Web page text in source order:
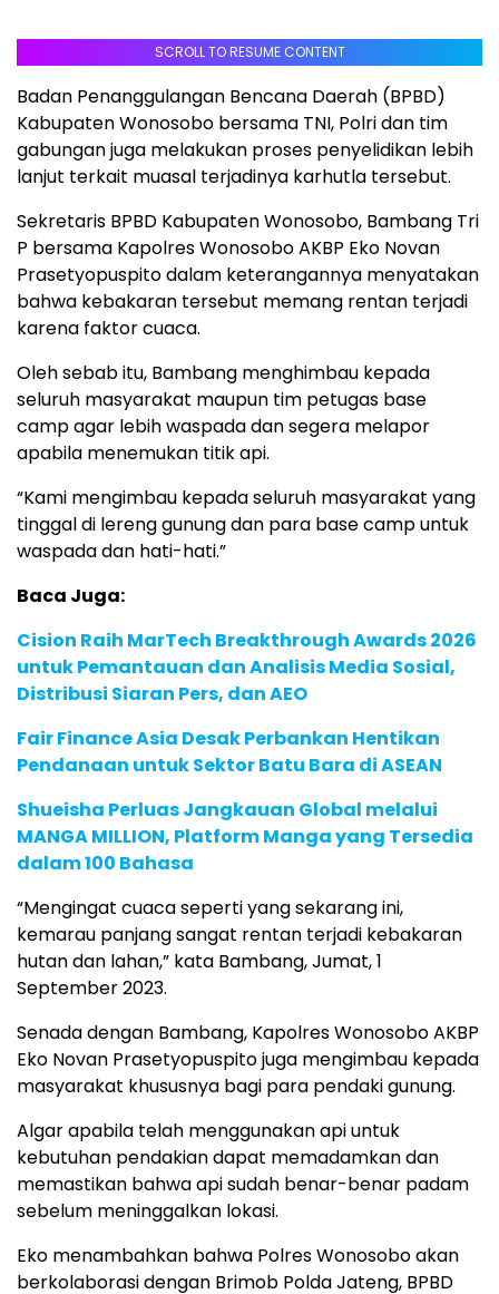
SCROLL TO RESUME CONTENT
Badan Penanggulangan Bencana Daerah (BPBD)
Kabupaten Wonosobo bersama TNI, Polri dan tim
gabungan juga melakukan proses penyelidikan lebih
lanjut terkait muasal terjadinya karhutla tersebut.
Sekretaris BPBD Kabupaten Wonosobo, Bambang Tri
P bersama Kapolres Wonosobo AKBP Eko Novan
Prasetyopuspito dalam keterangannya menyatakan
bahwa kebakaran tersebut memang rentan terjadi
karena faktor cuaca.
Oleh sebab itu, Bambang menghimbau kepada
seluruh masyarakat maupun tim petugas base
camp agar lebih waspada dan segera melapor
apabila menemukan titik api.
“Kami mengimbau kepada seluruh masyarakat yang
tinggal di lereng gunung dan para base camp untuk
waspada dan hati-hati.”
Baca Juga:
Cision Raih MarTech Breakthrough Awards 2026
untuk Pemantauan dan Analisis Media Sosial,
Distribusi Siaran Pers, dan AEO
Fair Finance Asia Desak Perbankan Hentikan
Pendanaan untuk Sektor Batu Bara di ASEAN
Shueisha Perluas Jangkauan Global melalui
MANGA MILLION, Platform Manga yang Tersedia
dalam 100 Bahasa
“Mengingat cuaca seperti yang sekarang ini,
kemarau panjang sangat rentan terjadi kebakaran
hutan dan lahan,” kata Bambang, Jumat, 1
September 2023.
Senada dengan Bambang, Kapolres Wonosobo AKBP
Eko Novan Prasetyopuspito juga mengimbau kepada
masyarakat khususnya bagi para pendaki gunung.
Algar apabila telah menggunakan api untuk
kebutuhan pendakian dapat memadamkan dan
memastikan bahwa api sudah benar-benar padam
sebelum meninggalkan lokasi.
Eko menambahkan bahwa Polres Wonosobo akan
berkolaborasi dengan Brimob Polda Jateng, BPBD